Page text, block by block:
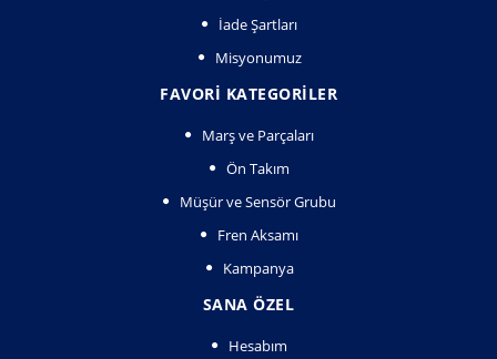
İade Şartları
Misyonumuz
FAVORI KATEGORILER
Marş ve Parçaları
Ön Takım
Müşür ve Sensör Grubu
Fren Aksamı
Kampanya
SANA ÖZEL
Hesabım